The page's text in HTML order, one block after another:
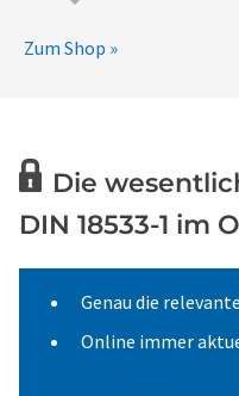
Zum Shop »
Die
DIN 18533-1 im
Genau die
Online immer